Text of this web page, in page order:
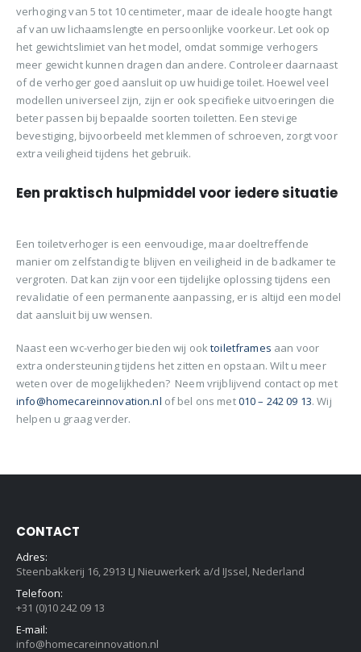
verhoging van 5 tot 10 centimeter, maar de ideale hoogte hangt
af van uw lichaamslengte en persoonlijke voorkeur. Let ook op
het gewichtslimiet van het model, omdat sommige verhogers
meer gewicht kunnen dragen dan andere. Controleer daarnaast
of de verhoger goed aansluit op uw huidige toilet. Hoewel veel
modellen universeel zijn, zijn er ook specifieke uitvoeringen die
beter passen bij bepaalde soorten toiletten. Een stevige
bevestiging, bijvoorbeeld met klemmen of schroeven, zorgt voor
extra veiligheid tijdens het gebruik.
Een praktisch hulpmiddel voor iedere situatie
Een toiletverhoger is een eenvoudige, maar doeltreffende
manier om zelfstandig te blijven en veiligheid in de badkamer te
vergroten. Dat kan zijn voor een tijdelijke oplossing tijdens een
revalidatie of een permanente aanpassing, er is altijd een model
dat aansluit bij uw wensen.
Naast een wc-verhoger bieden wij ooktoiletframes aan voor
extra ondersteuning tijdens het zitten en opstaan. Wilt u meer
weten over de mogelijkheden? Neem vrijblijvend contact op met
info@homecareinnovation.nl of bel ons met010 – 242 09 13. Wij
helpen u graag verder.
CONTACT
Adres:
Steenbakkerij 16, 2913 LJ Nieuwerkerk a/d IJssel, Nederland
Telefoon:
+31 (0)10 242 09 13
E-mail:
info@homecareinnovation.nl